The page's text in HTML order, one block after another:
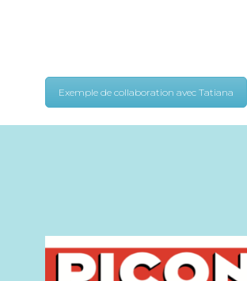
Exemple de collaboration avec Tatiana